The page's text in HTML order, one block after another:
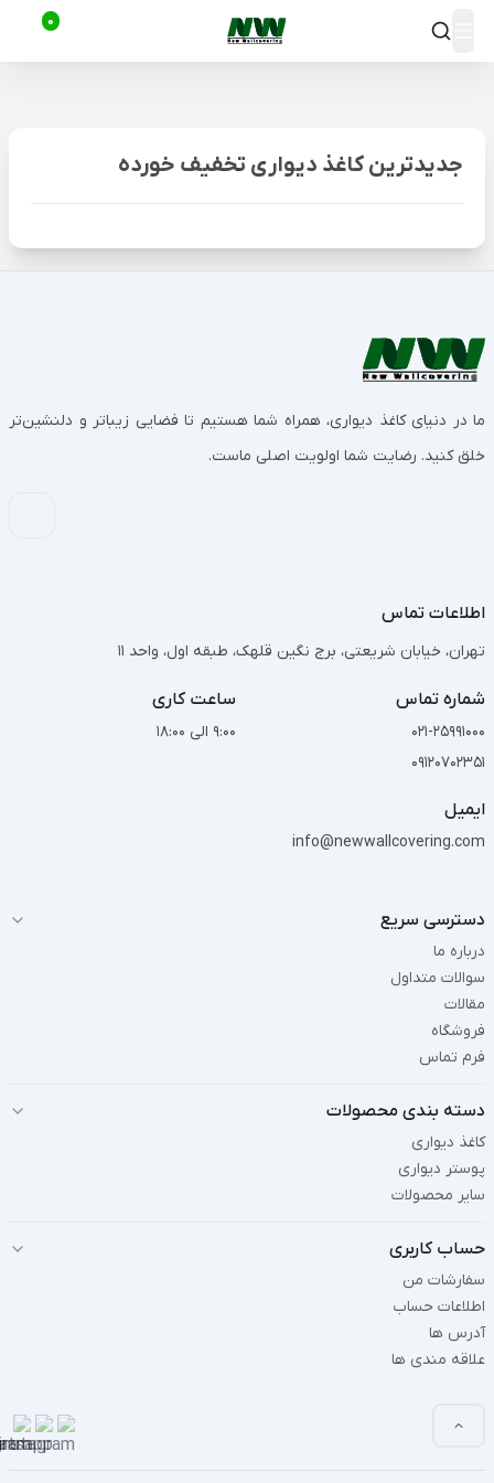
0
جدیدترین کاغذ دیواری تخفیف خورده
ما در دنیای کاغذ دیواری، همراه شما هستیم تا فضایی زیباتر و دلنشین‌تر
خلق کنید. رضایت شما اولویت اصلی ماست.
اطلاعات تماس
تهران، خیابان شریعتی، برج نگین قلهک، طبقه اول، واحد 11
شماره تماس
021-25991000
09120702351
ساعت کاری
9:00 الی 18:00
ایمیل
info@newwallcovering.com
دسترسی سریع
درباره ما
سوالات متداول
مقالات
فروشگاه
فرم تماس
دسته بندی محصولات
کاغذ دیواری
پوستر دیواری
سایر محصولات
حساب کاربری
سفارشات من
اطلاعات حساب
آدرس ها
علاقه مندی ها